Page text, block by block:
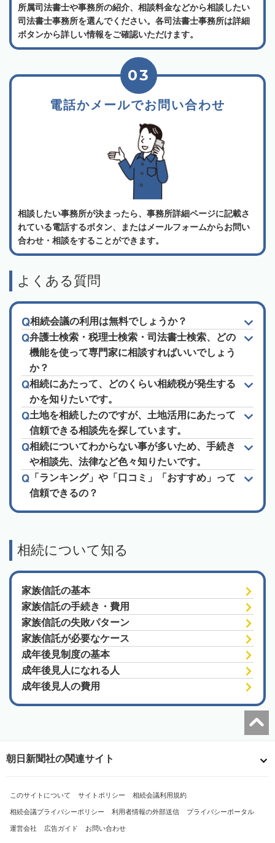
所属司法書士や事務所の紹介、相談料金などから相談したい
司法書士事務所を選んでください。各司法書士事務所は詳細
ボタンから詳しい情報をご確認いただけます。
電話かメールでお問い合わせ
03
相談したい事務所が決まったら、事務所詳細ページに記載さ
れている電話するボタン、またはメールフォームからお問い
合わせ・相談をすることができます。
よくある質問
相続会議の利用は無料でしょうか？
弁護士検索・税理士検索・司法書士検索、どの
機能を使って専門家に相談すればいいでしょう
か？
相続にあたって、どのくらい相続税が発生する
かを知りたいです。
土地を相続したのですが、土地活用にあたって
信頼できる相談先を探しています。
相続についてわからない事が多いため、手続き
や相談先、法律など色々知りたいです。
「ランキング」や「口コミ」「おすすめ」って
信頼できるの？
相続について知る
家族信託の基本
家族信託の手続き・費用
家族信託の失敗パターン
家族信託が必要なケース
成年後見制度の基本
成年後見人になれる人
成年後見人の費用
朝日新聞社の関連サイト
このサイトについて サイトポリシー 相続会議利用規約
相続会議プライバシーポリシー 利用者情報の外部送信 プライバシーポータル
運営会社 広告ガイド お問い合わせ